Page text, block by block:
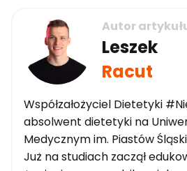
Autor
Leszek
Racut
Współzałożyciel Dietetyki
absolwent dietetyki na
Medycznym im. Piastów
Już na studiach zaczął